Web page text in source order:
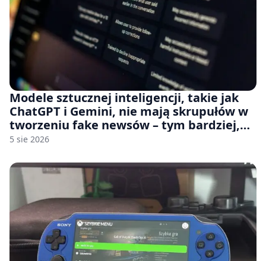
Modele sztucznej inteligencji, takie jak
ChatGPT i Gemini, nie mają skrupułów w
tworzeniu fake newsów – tym bardziej,
jeśli rozmawiasz z nimi po polsku
5 sie 2026